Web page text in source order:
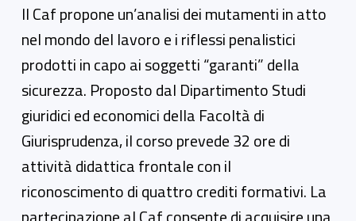
Il Caf propone un’analisi dei mutamenti in atto
nel mondo del lavoro e i riflessi penalistici
prodotti in capo ai soggetti “garanti” della
sicurezza. Proposto dal Dipartimento Studi
giuridici ed economici della Facoltà di
Giurisprudenza, il corso prevede 32 ore di
attività didattica frontale con il
riconoscimento di quattro crediti formativi. La